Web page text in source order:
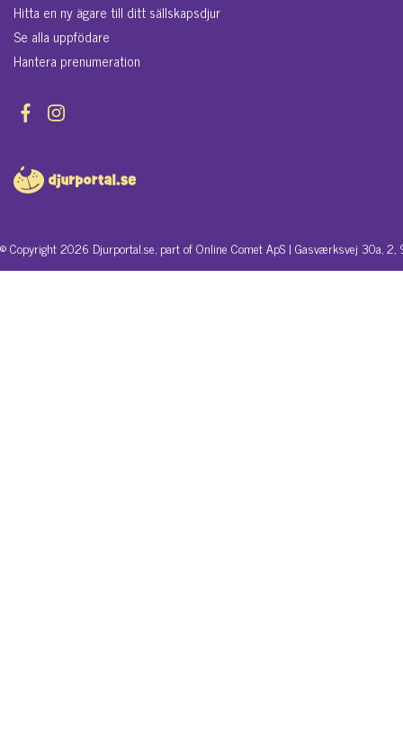
Hitta en ny ägare till ditt sällskapsdjur
Se alla uppfödare
Hantera prenumeration
© Copyright 2026 Djurportal.se, part of Online Comet ApS | Gasværksvej 30a,